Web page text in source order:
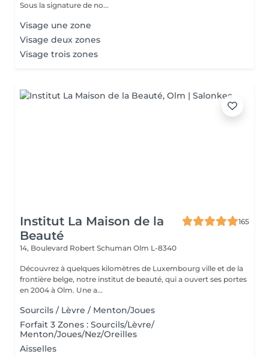
Sous la signature de no...
Visage une zone
Visage deux zones
Visage trois zones
Institut La Maison de la
Beauté
165
14, Boulevard Robert Schuman Olm L-8340
Découvrez à quelques kilomètres de Luxembourg ville et de la
frontière belge, notre institut de beauté, qui a ouvert ses portes
en 2004 à Olm. Une a...
Sourcils / Lèvre / Menton/Joues
Forfait 3 Zones : Sourcils/Lèvre/
Menton/Joues/Nez/Oreilles
Aisselles